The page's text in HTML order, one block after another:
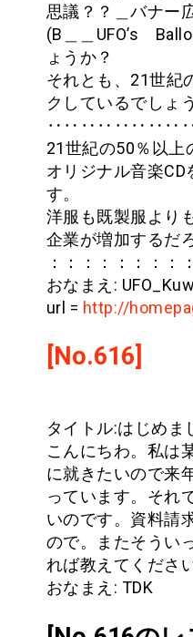
思議？？＿バナー
(B＿＿UFO’s
ょうか？
それとも、21世紀
クしているでしょ
21世紀の50％以上
オリジナル音楽
す。
洋服も既製服より
企業が増加するだ
：：：：：：：
おなまえ:
url = http://
[No.616]
タイトル:はじめま
こんにちわ。私は
に就きたいので来
っています。それ
いのです。資料請
ので。またそうい
れば教えてくださ
おなまえ: TDK